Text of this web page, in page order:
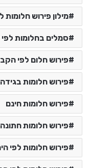
מילון פירוש
סמלים בחלומות
פירוש חלום לפי
פירוש חלומות בגידה
פירוש חלומות חינם
פירוש חלומות חתונה
פירוש חלומות לפי